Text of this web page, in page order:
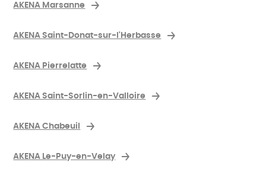
AKENA Marsanne
AKENA Saint-Donat-sur-l'Herbasse
AKENA Pierrelatte
AKENA Saint-Sorlin-en-Valloire
AKENA Chabeuil
AKENA Le-Puy-en-Velay